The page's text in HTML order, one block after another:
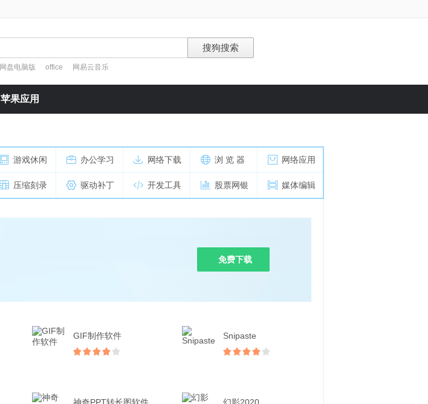
网盘电脑版 office 网易云音乐
苹果应用
游戏休闲 办公学习 网络下载 浏 览 器 网络应用
压缩刻录 驱动补丁 开发工具 股票网银 媒体编辑
免费下载
GIF制作软件 Snipaste